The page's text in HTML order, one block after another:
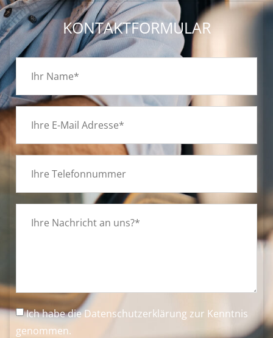
KONTAKTFORMULAR
Ich habe dieDatenschutzerklärung zur Kenntnis
genommen.